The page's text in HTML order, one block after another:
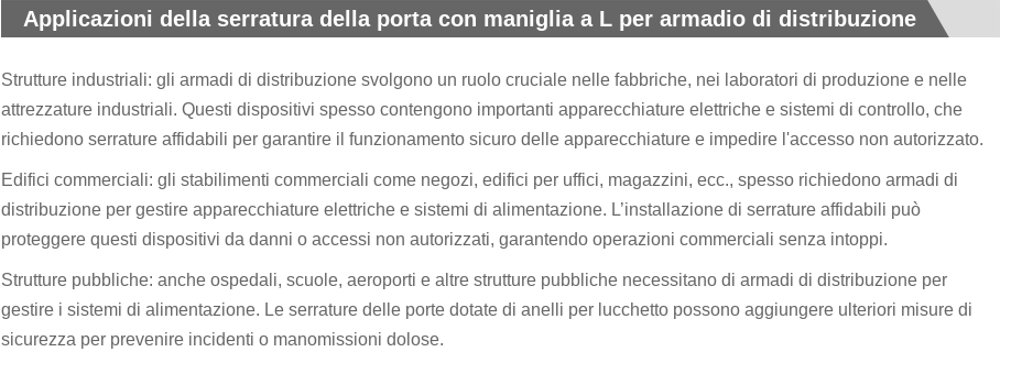
Applicazioni della serratura della porta con maniglia a L per armadio di distribuzione
Strutture industriali: gli armadi di distribuzione svolgono un ruolo cruciale nelle fabbriche, nei laboratori di produzione e nelle
attrezzature industriali. Questi dispositivi spesso contengono importanti apparecchiature elettriche e sistemi di controllo, che
richiedono serrature affidabili per garantire il funzionamento sicuro delle apparecchiature e impedire l'accesso non autorizzato.
Edifici commerciali: gli stabilimenti commerciali come negozi, edifici per uffici, magazzini, ecc., spesso richiedono armadi di
distribuzione per gestire apparecchiature elettriche e sistemi di alimentazione. L’installazione di serrature affidabili può
proteggere questi dispositivi da danni o accessi non autorizzati, garantendo operazioni commerciali senza intoppi.
Strutture pubbliche: anche ospedali, scuole, aeroporti e altre strutture pubbliche necessitano di armadi di distribuzione per
gestire i sistemi di alimentazione. Le serrature delle porte dotate di anelli per lucchetto possono aggiungere ulteriori misure di
sicurezza per prevenire incidenti o manomissioni dolose.